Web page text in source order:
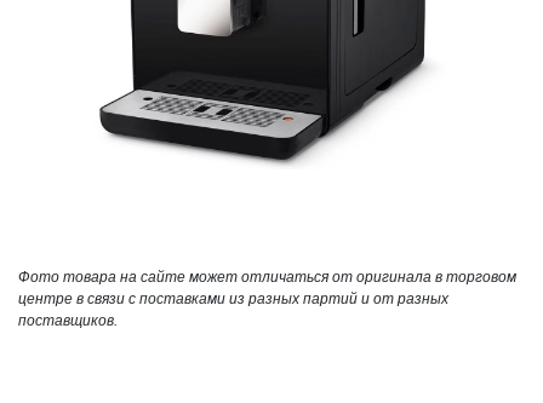
Фото товара на сайте может отличаться от оригинала в торговом
центре в связи с поставками из разных партий и от разных
поставщиков.